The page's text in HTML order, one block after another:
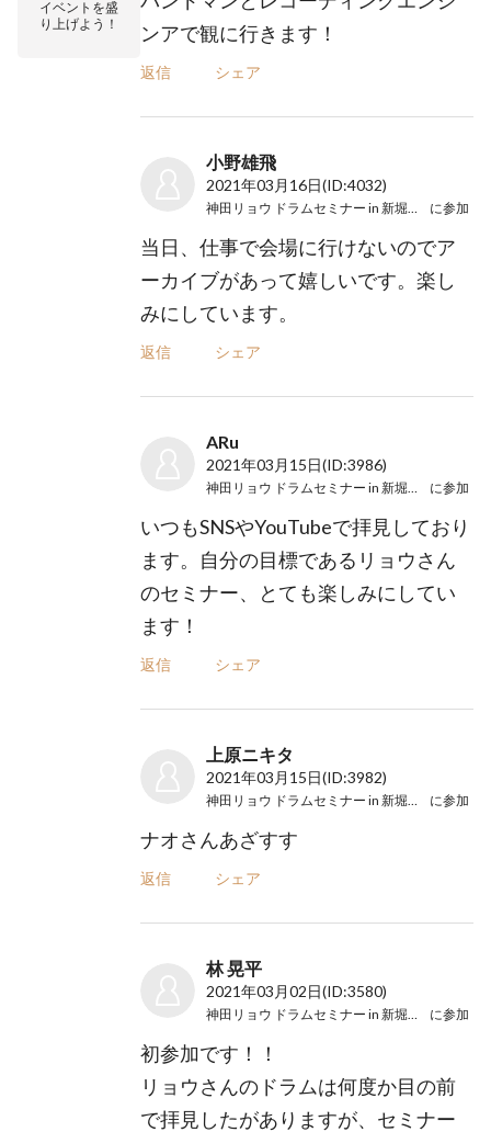
イベントを盛
り上げよう！
ンアで観に行きます！
返信 シェア
小野雄飛
2021年03月16日(ID:4032)
に参加
当日、仕事で会場に行けないのでア
ーカイブがあって嬉しいです。楽し
みにしています。
返信 シェア
ARu
2021年03月15日(ID:3986)
に参加
いつもSNSやYouTubeで拝見しており
ます。自分の目標であるリョウさん
のセミナー、とても楽しみにしてい
ます！
返信 シェア
上原ニキタ
2021年03月15日(ID:3982)
に参加
ナオさんあざすす
返信 シェア
林 晃平
2021年03月02日(ID:3580)
に参加
初参加です！！
リョウさんのドラムは何度か目の前
で拝見したがありますが、セミナー